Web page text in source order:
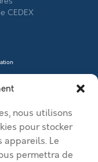
nous utilisons
pour stocker
Le
permettra de
CEDEX